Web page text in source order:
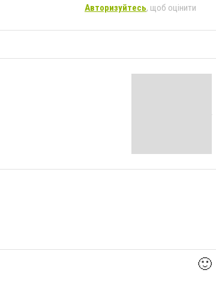
Авторизуйтесь, щоб оцінити
🙂